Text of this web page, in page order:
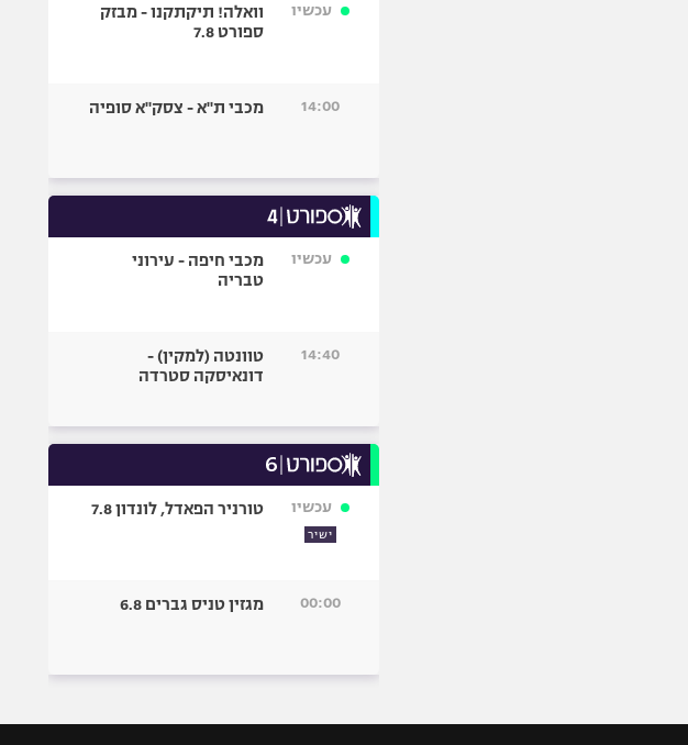
עכשיו
וואלה! תיקתקנו - מבזק
ספורט 7.8
14:00 מכבי ת"א - צסק"א סופיה
עכשיו
מכבי חיפה - עירוני
טבריה
14:40
טוונטה (למקין) -
דונאיסקה סטרדה
עכשיו
ישיר
טורניר הפאדל, לונדון 7.8
00:00 מגזין טניס גברים 6.8